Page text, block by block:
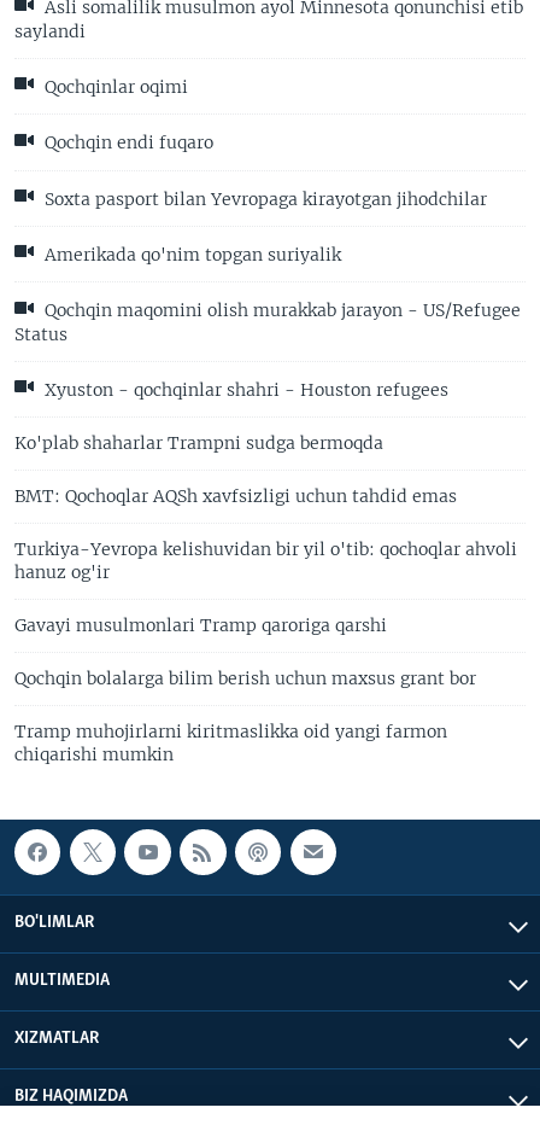
Asli somalilik musulmon ayol Minnesota qonunchisi etib
saylandi
Qochqinlar oqimi
Qochqin endi fuqaro
Soxta pasport bilan Yevropaga kirayotgan jihodchilar
Amerikada qo'nim topgan suriyalik
Qochqin maqomini olish murakkab jarayon - US/Refugee
Status
Xyuston - qochqinlar shahri - Houston refugees
Ko'plab shaharlar Trampni sudga bermoqda
BMT: Qochoqlar AQSh xavfsizligi uchun tahdid emas
Turkiya-Yevropa kelishuvidan bir yil o'tib: qochoqlar ahvoli
hanuz og'ir
Gavayi musulmonlari Tramp qaroriga qarshi
Qochqin bolalarga bilim berish uchun maxsus grant bor
Tramp muhojirlarni kiritmaslikka oid yangi farmon
chiqarishi mumkin
BO'LIMLAR
MULTIMEDIA
XIZMATLAR
BIZ HAQIMIZDA